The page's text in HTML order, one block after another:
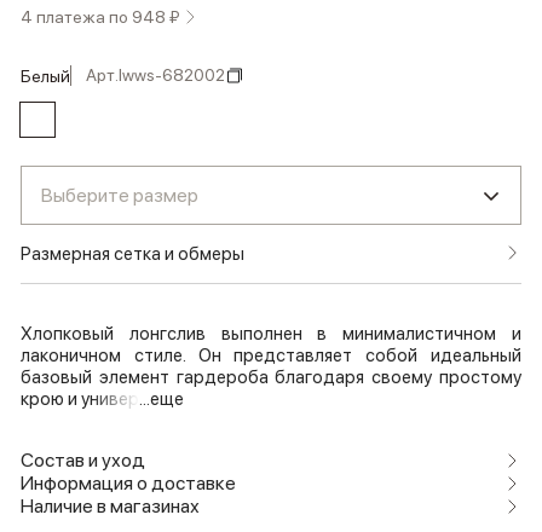
4 платежа по 948 ₽
белый Арт.lwws-682002
Выберите размер
Размерная сетка и обмеры
Хлопковый лонгслив выполнен в минималистичном и
лаконичном стиле. Он представляет собой идеальный
базовый элемент гардероба благодаря своему простому
крою и универ ...еще
Состав и уход
Информация о доставке
Наличие в магазинах